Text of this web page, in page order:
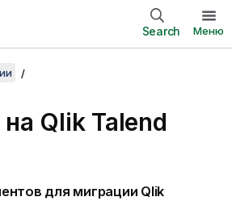
Search Меню
Qlik Talend
для миграции Qlik